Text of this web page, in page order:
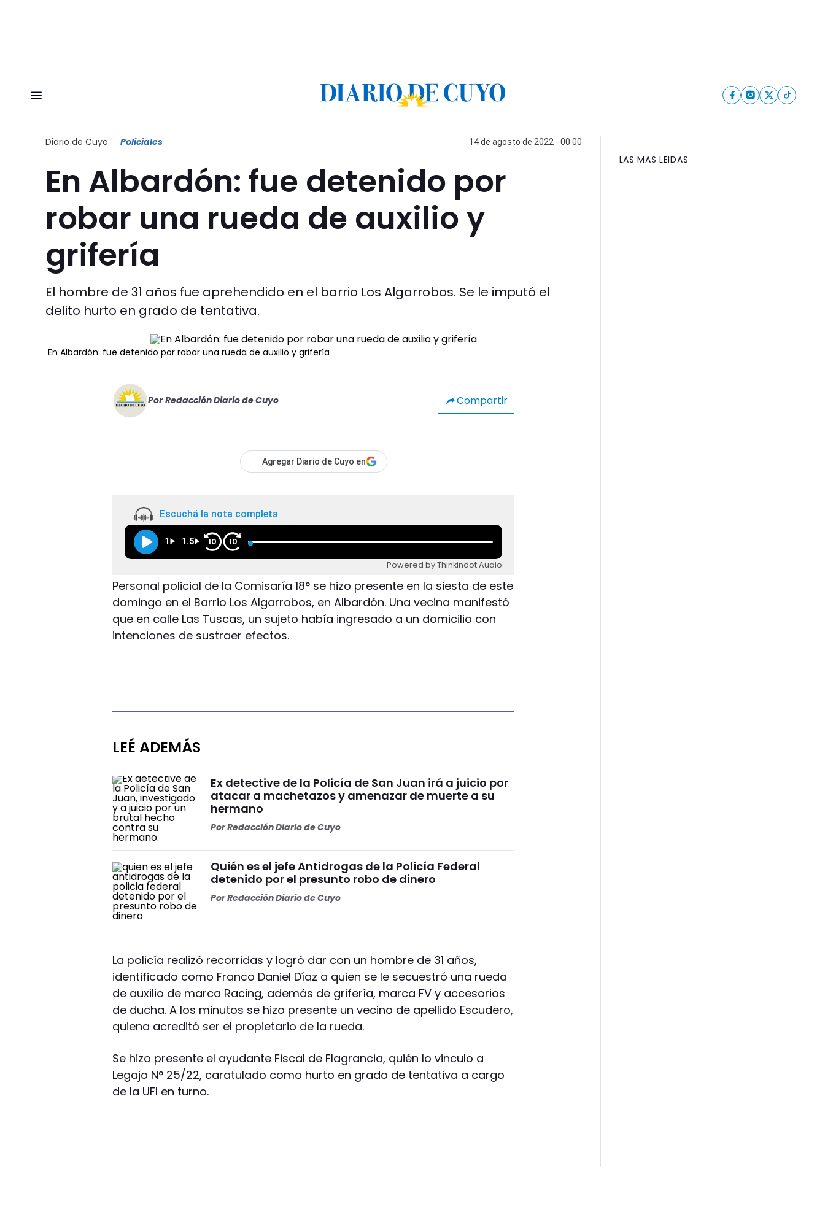
Diario de Cuyo Policiales 14 de agosto de 2022 - 00:00
En Albardón: fue detenido por
robar una rueda de auxilio y
grifería
El hombre de 31 años fue aprehendido en el barrio Los Algarrobos. Se le imputó el
delito hurto en grado de tentativa.
En Albardón: fue detenido por robar una rueda de auxilio y grifería
Por Redacción Diario de Cuyo Compartir
Agregar Diario de Cuyo en
Escuchá la nota completa
1 1.5 10 10
Powered by Thinkindot Audio
Personal policial de la Comisaría 18° se hizo presente en la siesta de este
domingo en el Barrio Los Algarrobos, en Albardón. Una vecina manifestó
que en calle Las Tuscas, un sujeto había ingresado a un domicilio con
intenciones de sustraer efectos.
LEÉ ADEMÁS
Ex detective de la Policía de San Juan irá a juicio por
atacar a machetazos y amenazar de muerte a su
hermano
PorRedacción Diario de Cuyo
Quién es el jefe Antidrogas de la Policía Federal
detenido por el presunto robo de dinero
PorRedacción Diario de Cuyo
La policía realizó recorridas y logró dar con un hombre de 31 años,
identificado como Franco Daniel Díaz a quien se le secuestró una rueda
de auxilio de marca Racing, además de grifería, marca FV y accesorios
de ducha. A los minutos se hizo presente un vecino de apellido Escudero,
quiena acreditó ser el propietario de la rueda.
Se hizo presente el ayudante Fiscal de Flagrancia, quién lo vinculo a
Legajo N° 25/22, caratulado como hurto en grado de tentativa a cargo
de la UFI en turno.
LAS MAS LEIDAS